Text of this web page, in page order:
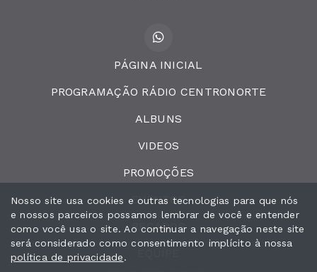
PÁGINA INICIAL
PROGRAMAÇÃO RÁDIO CENTRONORTE
ALBUNS
VIDEOS
PROMOÇÕES
EVENTOS
RECADOS
Nosso site usa cookies e outras tecnologias para que nós
e nossos parceiros possamos lembrar de você e entender
como você usa o site. Ao continuar a navegação neste site
será considerado como consentimento implícito à nossa
política de privacidade.